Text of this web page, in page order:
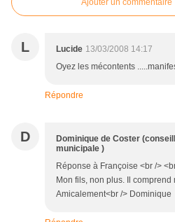
Ajouter un commentaire
L Lucide 13/03/2008 14:17
Oyez les mécontents
Répondre
D
Dominique de Coster
municipale )
Réponse à Françoise <br />
Mon fils, non plus. Il comprend
Amicalement<br /> Dominique